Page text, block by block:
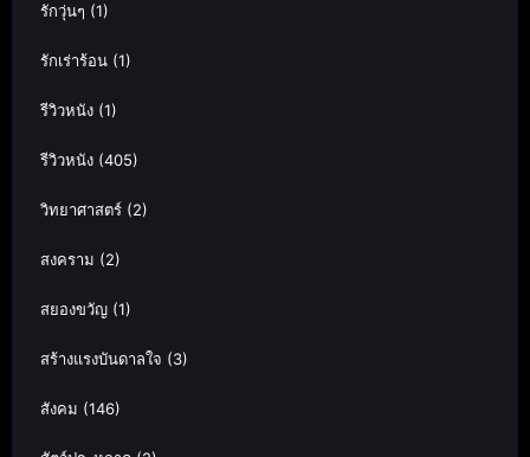
รักวุ่นๆ (1)
รักเร่าร้อน (1)
รีวิวหนัง (1)
รีวิวหนัง (405)
วิทยาศาสตร์ (2)
สงคราม (2)
สยองขวัญ (1)
สร้างแรงบันดาลใจ (3)
สังคม (146)